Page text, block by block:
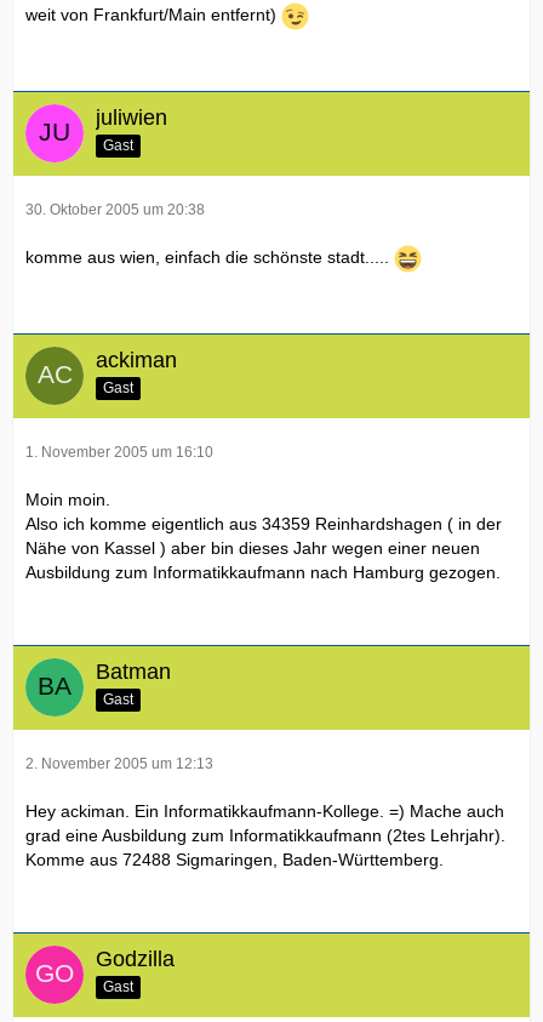
weit von Frankfurt/Main entfernt)
juliwien
Gast
30. Oktober 2005 um 20:38
komme aus wien, einfach die schönste stadt.....
ackiman
Gast
1. November 2005 um 16:10
Moin moin.
Also ich komme eigentlich aus 34359 Reinhardshagen ( in der
Nähe von Kassel ) aber bin dieses Jahr wegen einer neuen
Ausbildung zum Informatikkaufmann nach Hamburg gezogen.
Batman
Gast
2. November 2005 um 12:13
Hey ackiman. Ein Informatikkaufmann-Kollege. =) Mache auch
grad eine Ausbildung zum Informatikkaufmann (2tes Lehrjahr).
Komme aus 72488 Sigmaringen, Baden-Württemberg.
Godzilla
Gast